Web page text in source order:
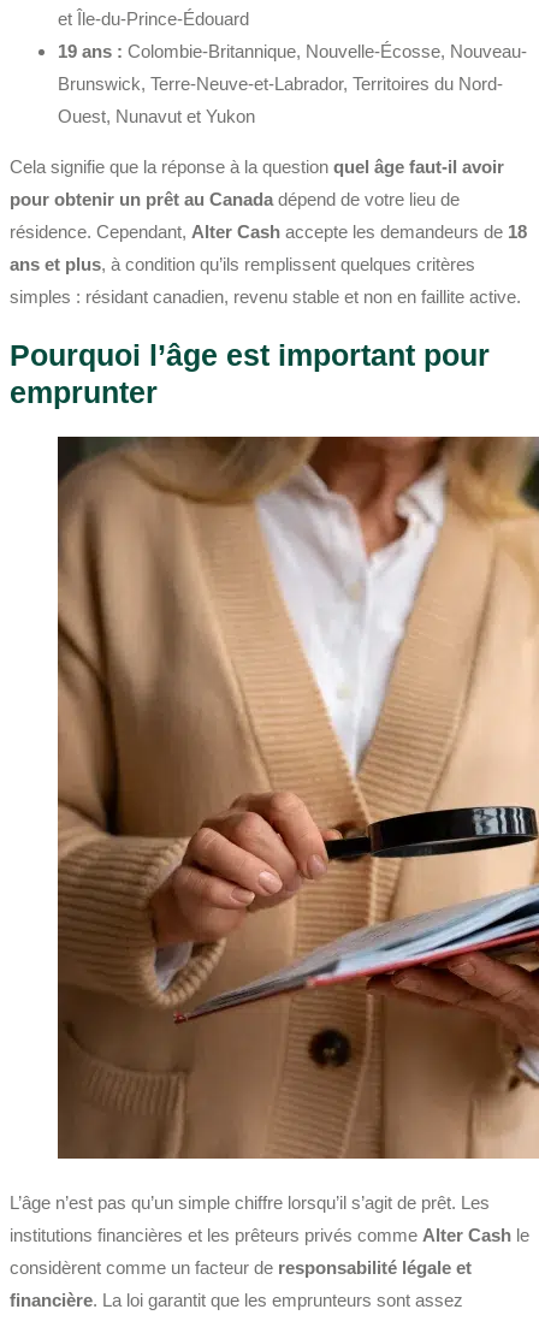
et Île-du-Prince-Édouard
19 ans : Colombie-Britannique, Nouvelle-Écosse, Nouveau-
Brunswick, Terre-Neuve-et-Labrador, Territoires du Nord-
Ouest, Nunavut et Yukon
Cela signifie que la réponse à la question quel âge faut-il avoir
pour obtenir un prêt au Canada dépend de votre lieu de
résidence. Cependant, Alter Cash accepte les demandeurs de 18
ans et plus, à condition qu’ils remplissent quelques critères
simples : résidant canadien, revenu stable et non en faillite active.
Pourquoi l’âge est important pour
emprunter
L’âge n’est pas qu’un simple chiffre lorsqu’il s’agit de prêt. Les
institutions financières et les prêteurs privés comme Alter Cash le
considèrent comme un facteur de responsabilité légale et
financière. La loi garantit que les emprunteurs sont assez